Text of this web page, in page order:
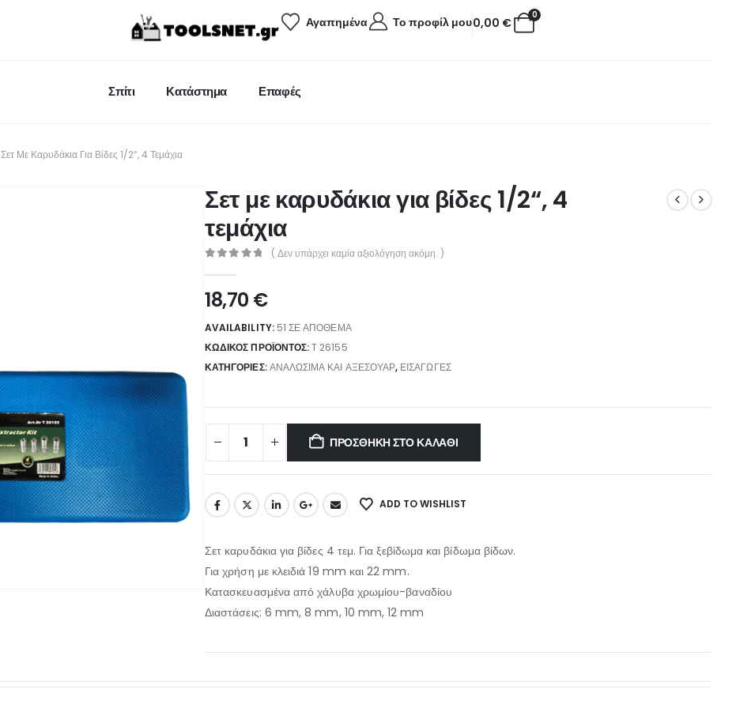
Αγαπημένα Το προφίλ μου 0
0,00 €
Σπίτι Κατάστημα Επαφές
Σετ Με Καρυδάκια Για Βίδες 1/2“, 4 Τεμάχια
Σετ με καρυδάκια για βίδες 1/2“, 4
τεμάχια
( Δεν υπάρχει καμία αξιολόγηση ακόμη. )
18,70 €
AVAILABILITY: 51 ΣΕ ΑΠΌΘΕΜΑ
ΚΩΔΙΚΌΣ ΠΡΟΪΌΝΤΟΣ:T 26155
ΚΑΤΗΓΟΡΊΕΣ:ΑΝΑΛΏΣΙΜΑ ΚΑΙ ΑΞΕΣΟΥΆΡ, ΕΙΣΑΓΩΓΈΣ
ΠΡΟΣΘΉΚΗ ΣΤΟ ΚΑΛΆΘΙ
ADD TO WISHLIST
Σετ καρυδάκια για βίδες 4 τεμ. Για ξεβίδωμα και βίδωμα βίδων.
Για χρήση με κλειδιά 19 mm και 22 mm.
Κατασκευασμένα από χάλυβα χρωμίου-βαναδίου
Διαστάσεις: 6 mm, 8 mm, 10 mm, 12 mm